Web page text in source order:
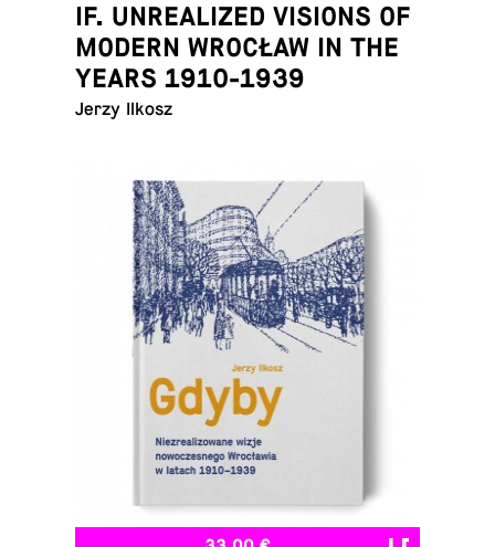
IF. UNREALIZED VISIONS OF
MODERN WROCŁAW IN THE
YEARS 1910-1939
Jerzy Ilkosz